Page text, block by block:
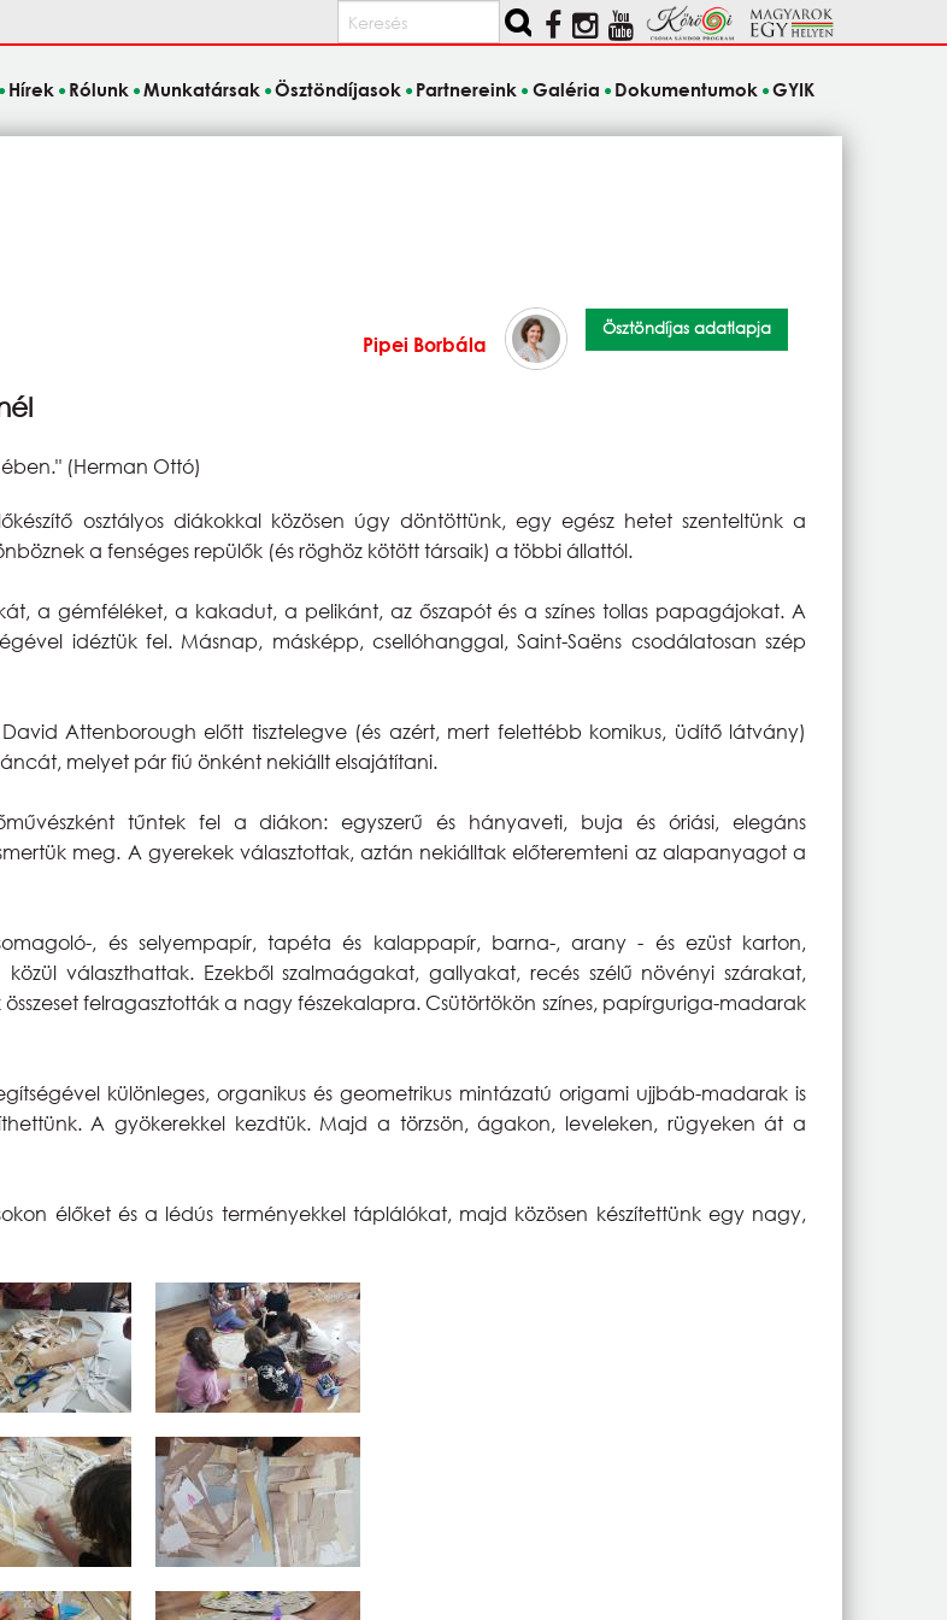
Keresés
Hírek Rólunk Munkatársak Ösztöndíjasok Partnereink Galéria Dokumentumok GYIK
Pipei Borbála
Ösztöndíjas adatlapja
(Herman Ottó)
osztályos diákokkal közösen úgy döntöttünk, egy egész hetet szenteltünk a
a fenséges repülők (és röghöz kötött társaik) a többi állattól.
a gémféléket, a kakadut, a pelikánt, az őszapót és a színes tollas papagájokat. A
idéztük fel. Másnap, másképp, csellóhanggal, Saint-Saëns csodálatosan szép
Attenborough előtt tisztelegve (és azért, mert felettébb komikus, üdítő látvány)
melyet pár fiú önként nekiállt elsajátítani.
tűntek fel a diákon: egyszerű és hányaveti, buja és óriási, elegáns
meg. A gyerekek választottak, aztán nekiálltak előteremteni az alapanyagot a
, és selyempapír, tapéta és kalappapír, barna-, arany - és ezüst karton,
választhattak. Ezekből szalmaágakat, gallyakat, recés szélű növényi szárakat,
felragasztották a nagy fészekalapra. Csütörtökön színes, papírguriga-madarak
különleges, organikus és geometrikus mintázatú origami ujjbáb-madarak is
A gyökerekkel kezdtük. Majd a törzsön, ágakon, leveleken, rügyeken át a
élőket és a lédús terményekkel táplálókat, majd közösen készítettünk egy nagy,